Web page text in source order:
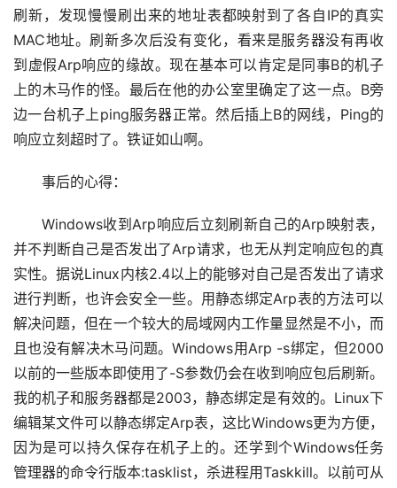
刷新，发现慢慢刷出来的地址表都映射到了各自IP的真实
MAC地址。刷新多次后没有变化，看来是服务器没有再收
到虚假Arp响应的缘故。现在基本可以肯定是同事B的机子
上的木马作的怪。最后在他的办公室里确定了这一点。B旁
边一台机子上ping服务器正常。然后插上B的网线，Ping的
响应立刻超时了。铁证如山啊。
事后的心得：
Windows收到Arp响应后立刻刷新自己的Arp映射表，
并不判断自己是否发出了Arp请求，也无从判定响应包的真
实性。据说Linux内核2.4以上的能够对自己是否发出了请求
进行判断，也许会安全一些。用静态绑定Arp表的方法可以
解决问题，但在一个较大的局域网内工作量显然是不小，而
且也没有解决木马问题。Windows用Arp -s绑定，但2000
以前的一些版本即使用了-S参数仍会在收到响应包后刷新。
我的机子和服务器都是2003，静态绑定是有效的。Linux下
编辑某文件可以静态绑定Arp表，这比Windows更为方便，
因为是可以持久保存在机子上的。还学到个Windows任务
管理器的命令行版本:tasklist，杀进程用Taskkill。以前可从